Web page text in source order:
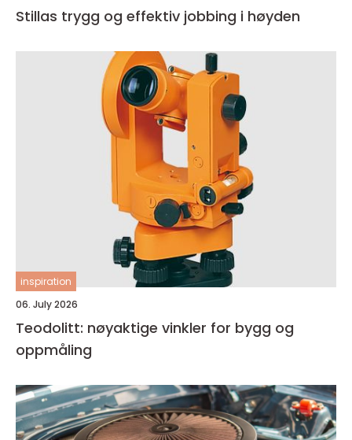
Stillas trygg og effektiv jobbing i høyden
inspiration
06. July 2026
Teodolitt: nøyaktige vinkler for bygg og
oppmåling